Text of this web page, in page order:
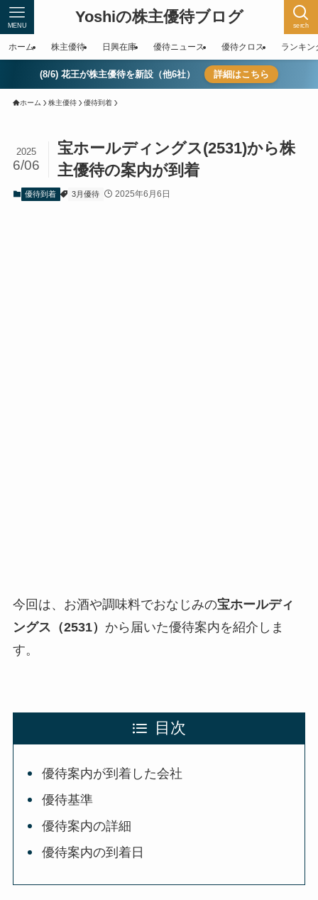
Yoshiの株主優待ブログ serch
MENU
ホーム 株主優待 日興在庫 優待ニュース 優待クロス ランキン
(8/6) 花王が株主優待を新設（他6社） 詳細はこちら
ホーム 株主優待 優待到着
宝ホールディングス(2531)から株
主優待の案内が到着
2025
6/06
優待到着 3月優待 2025年6月6日
今回は、お酒や調味料でおなじみの宝ホールディ
ングス（2531） から届いた優待案内を紹介しま
す。
目次
優待案内が到着した会社
優待基準
優待案内の詳細
優待案内の到着日